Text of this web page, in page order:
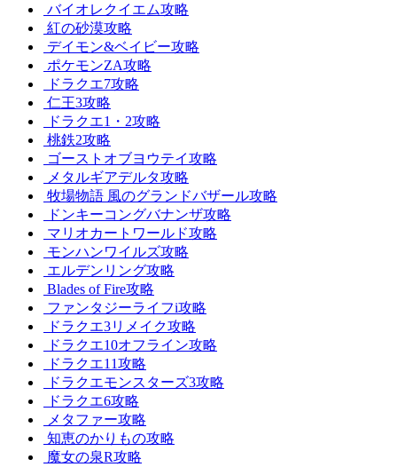
バイオレクイエム攻略
紅の砂漠攻略
デイモン&ベイビー攻略
ポケモンZA攻略
ドラクエ7攻略
仁王3攻略
ドラクエ1・2攻略
桃鉄2攻略
ゴーストオブヨウテイ攻略
メタルギアデルタ攻略
牧場物語 風のグランドバザール攻略
ドンキーコングバナンザ攻略
マリオカートワールド攻略
モンハンワイルズ攻略
エルデンリング攻略
Blades of Fire攻略
ファンタジーライフi攻略
ドラクエ3リメイク攻略
ドラクエ10オフライン攻略
ドラクエ11攻略
ドラクエモンスターズ3攻略
ドラクエ6攻略
メタファー攻略
知恵のかりもの攻略
魔女の泉R攻略